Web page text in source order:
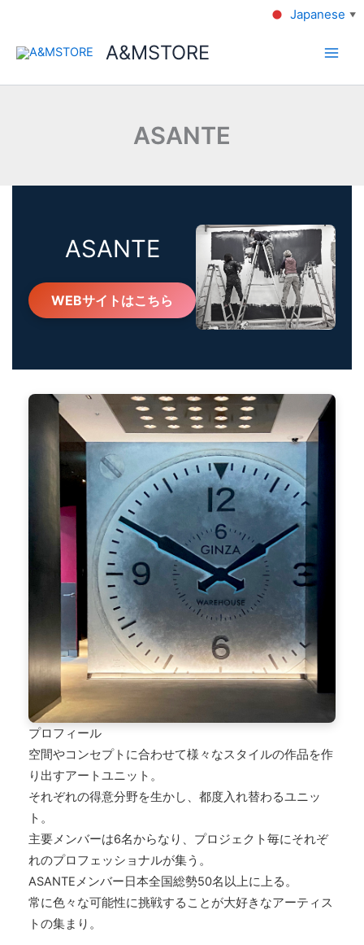
A&MSTORE
ASANTE
ASANTE
WEBサイトはこちら
プロフィール
空間やコンセプトに合わせて様々なスタイルの作品を作
り出すアートユニット。
それぞれの得意分野を生かし、都度入れ替わるユニッ
ト。
主要メンバーは6名からなり、プロジェクト毎にそれぞ
れのプロフェッショナルが集う。
ASANTEメンバー日本全国総勢50名以上に上る。
常に色々な可能性に挑戦することが大好きなアーティス
トの集まり。
Japanese ▼